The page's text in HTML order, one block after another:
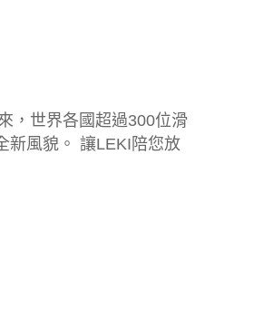
，世界各國超過300位滑
新風貌。 讓LEKI陪您放